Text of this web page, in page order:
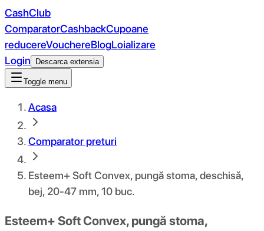
CashClub
ComparatorCashbackCupoane
reducereVouchereBlogLoializare
Login
Descarca extensia
Toggle menu
Acasa
Comparator preturi
Esteem+ Soft Convex, pungă stoma, deschisă,
bej, 20-47 mm, 10 buc.
Esteem+ Soft Convex, pungă stoma,